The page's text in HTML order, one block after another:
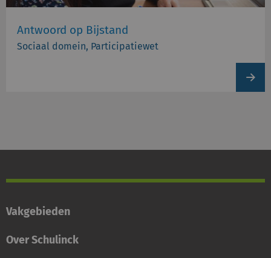
Antwoord op Bijstand
Sociaal domein, Participatiewet
Vakgebieden
Over Schulinck